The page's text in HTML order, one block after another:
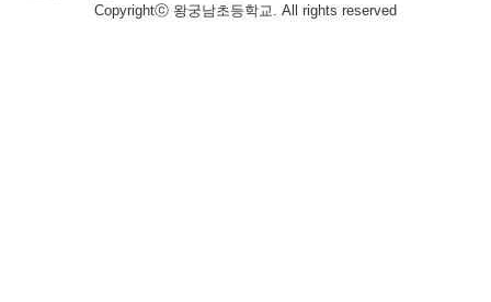
Copyrightⓒ 왕궁남초등학교. All rights reserved